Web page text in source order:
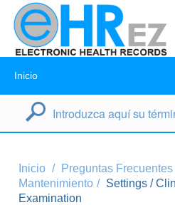
Inicio
Inicio
Preguntas
Mantenimiento
Settings /
Examination